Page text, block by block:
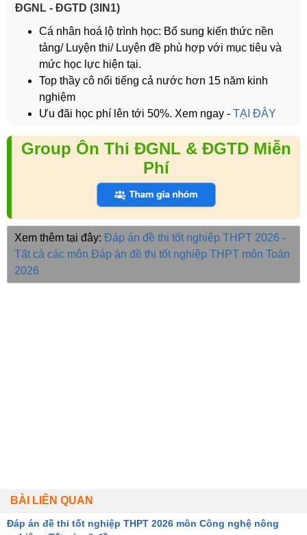
ĐGNL - ĐGTD (3IN1)
Cá nhân hoá lộ trình học: Bổ sung kiến thức nền
tảng/ Luyện thi/ Luyện đề phù hợp với mục tiêu và
mức học lực hiện tại.
Top thầy cô nổi tiếng cả nước hơn 15 năm kinh
nghiệm
Ưu đãi học phí lên tới 50%. Xem ngay - TẠI ĐÂY
Group Ôn Thi ĐGNL & ĐGTD Miễn
Phí
Xem thêm tại đây: Đáp án đề thi tốt nghiệp THPT 2026 -
Tất cả các môn Đáp án đề thi tốt nghiệp THPT môn Toán
2026
BÀI LIÊN QUAN
Đáp án đề thi tốt nghiệp THPT 2026 môn Công nghệ nông